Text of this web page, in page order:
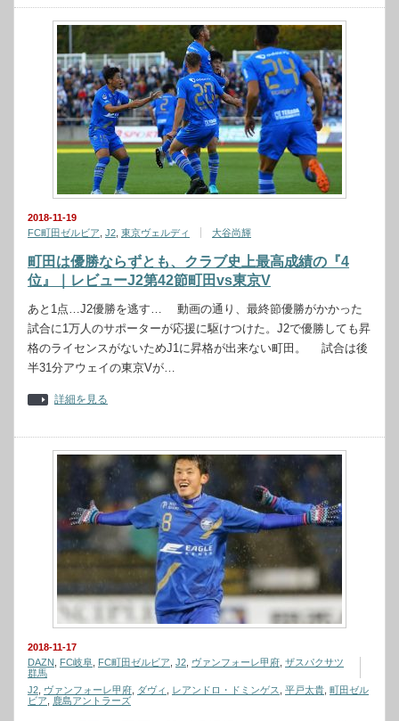
2018-11-19
FC町田ゼルビア J2 東京ヴェルディ 大谷尚輝
町田は優勝ならずとも、クラブ史上最高成績の『4
位』｜レビューJ2第42節町田vs東京V
あと1点…J2優勝を逃す… 動画の通り、最終節優勝がかかった
試合に1万人のサポーターが応援に駆けつけた。J2で優勝しても昇
格のライセンスがないためJ1に昇格が出来ない町田。 試合は後
半31分アウェイの東京Vが…
詳細を見る
2018-11-17
DAZN
FC岐阜 FC町田ゼルビア J2 ヴァンフォーレ甲府 ザスパクサツ
群馬
J2 ヴァンフォーレ甲府 ダヴィ レアンドロ・ドミンゲス 平戸太貴 町田ゼル
ビア
鹿島アントラーズ